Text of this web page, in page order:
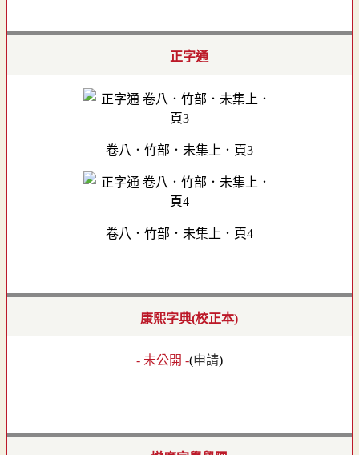
正字通
卷八．竹部．未集上．頁3
卷八．竹部．未集上．頁4
康熙字典(校正本)
- 未公開 -(申請)